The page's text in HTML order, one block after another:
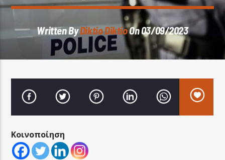
Current Track
Artist
LA FAMIGLIA RADIO
Written ByDiktio DiktioOn 03/09/2023
Κοινοποίηση